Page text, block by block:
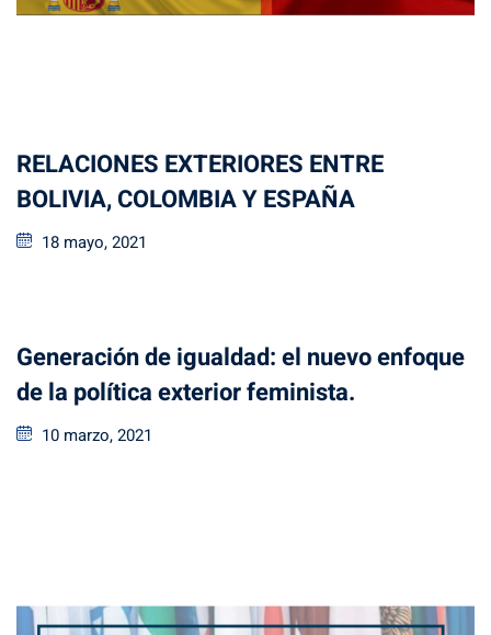
RELACIONES EXTERIORES ENTRE
BOLIVIA, COLOMBIA Y ESPAÑA
18 mayo, 2021
Generación de igualdad: el nuevo enfoque
de la política exterior feminista.
10 marzo, 2021